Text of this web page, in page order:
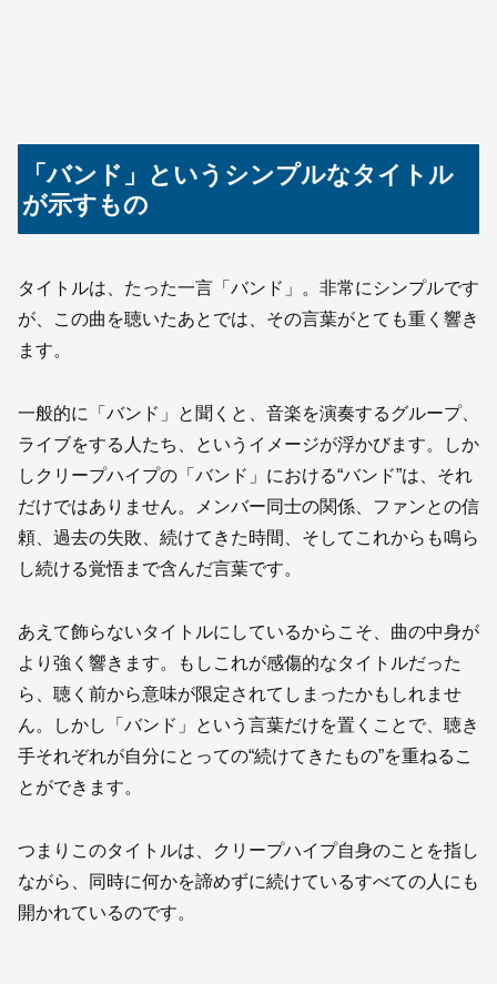
「バンド」というシンプルなタイトル
が示すもの
タイトルは、たった一言「バンド」。非常にシンプルです
が、この曲を聴いたあとでは、その言葉がとても重く響き
ます。
一般的に「バンド」と聞くと、音楽を演奏するグループ、
ライブをする人たち、というイメージが浮かびます。しか
しクリープハイプの「バンド」における“バンド”は、それ
だけではありません。メンバー同士の関係、ファンとの信
頼、過去の失敗、続けてきた時間、そしてこれからも鳴ら
し続ける覚悟まで含んだ言葉です。
あえて飾らないタイトルにしているからこそ、曲の中身が
より強く響きます。もしこれが感傷的なタイトルだった
ら、聴く前から意味が限定されてしまったかもしれませ
ん。しかし「バンド」という言葉だけを置くことで、聴き
手それぞれが自分にとっての“続けてきたもの”を重ねるこ
とができます。
つまりこのタイトルは、クリープハイプ自身のことを指し
ながら、同時に何かを諦めずに続けているすべての人にも
開かれているのです。